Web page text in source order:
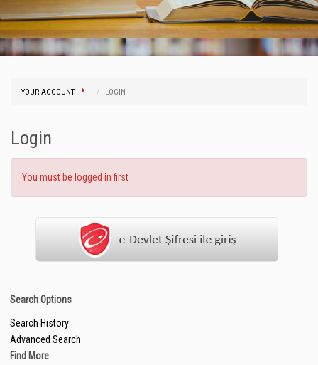
YOUR ACCOUNT LOGIN
Login
You must be logged in first
Search Options
Search History
Advanced Search
Find More